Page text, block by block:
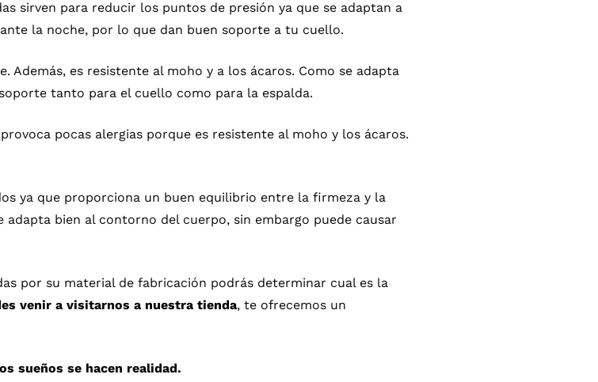
sirven para reducir los puntos de presión ya que se adaptan a
la noche, por lo que dan buen soporte a tu cuello.
Además, es resistente al moho y a los ácaros. Como se adapta
tanto para el cuello como para la espalda.
pocas alergias porque es resistente al moho y los ácaros.
ya que proporciona un buen equilibrio entre la firmeza y la
adapta bien al contorno del cuerpo, sin embargo puede causar
por su material de fabricación podrás determinar cual es la
venir a visitarnos a nuestra tienda, te ofrecemos un
sueños se hacen realidad.